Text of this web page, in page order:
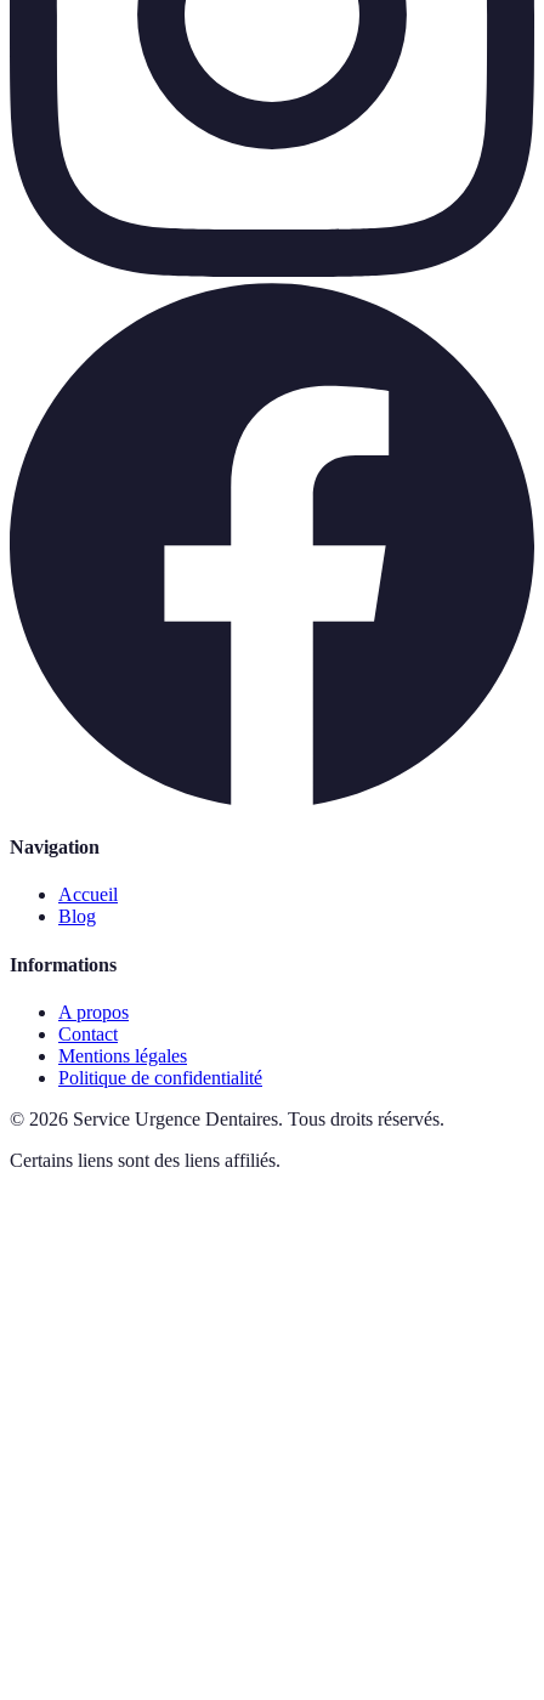
Navigation
Accueil
Blog
Informations
A propos
Contact
Mentions légales
Politique de confidentialité
© 2026 Service Urgence Dentaires. Tous droits réservés.
Certains liens sont des liens affiliés.